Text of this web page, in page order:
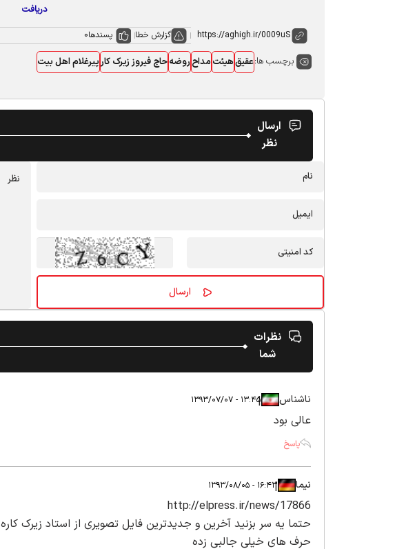
دریافت
گزارش خطا پسندها0
برچسب ها:عقیقهیئت مداح روضهحاج فیروز زیرک کارپیرغلام اهل بیت
ارسال
نظر
نظرات
شما
ناشناس|
|
۱۳:۴۵ - ۱۳۹۳/۰۷/۰۷
عالی بود
پاسخ
نیما|
|
۱۶:۴۳ - ۱۳۹۳/۰۸/۰۵
http://elpress.ir/news/17866
حتما یه سر بزنید آخرین و جدیدترین فایل تصویری از استاد زیرک کاره
حرف های خیلی جالبی زده